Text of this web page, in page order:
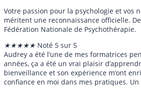
Votre passion pour la psychologie et vos
méritent une reconnaissance officielle.
Fédération Nationale de Psychothérapie.
★★★★★ Noté 5 sur 5
Audrey a été l’une de mes formatrices
années, ça a été un vrai plaisir
bienveillance et son expérience m’ont
confiance en moi dans mes pratiques.